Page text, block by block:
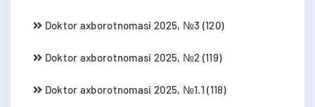
Doktor axborotnomasi 2025, №3 (120)
Doktor axborotnomasi 2025, №2 (119)
Doktor axborotnomasi 2025, №1.1 (118)